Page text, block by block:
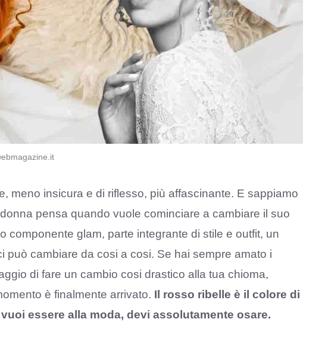
meno insicura e di riflesso, più affascinante. E sappiamo
pensa quando vuole cominciare a cambiare il suo
componente glam, parte integrante di stile e outfit, un
può cambiare da cosi a cosi. Se hai sempre amato i
di fare un cambio cosi drastico alla tua chioma,
è finalmente arrivato. Il rosso ribelle è il colore di
essere alla moda, devi assolutamente osare.